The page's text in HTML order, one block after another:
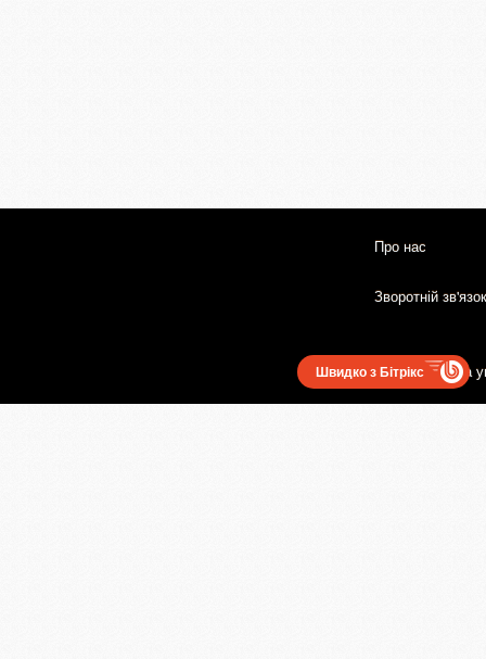
Про нас
Зворотній зв'язок
Користувацька
Швидко з Бітрікс